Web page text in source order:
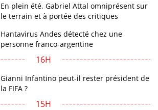
En plein été, Gabriel Attal omniprésent sur
le terrain et à portée des critiques
Hantavirus Andes détecté chez une
personne franco-argentine
16H
Gianni Infantino peut-il rester président de
la FIFA ?
15H